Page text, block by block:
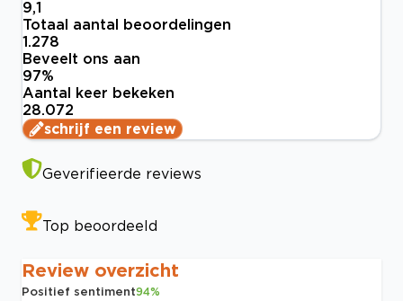
9,1
Totaal aantal beoordelingen
1.278
Beveelt ons aan
97%
Aantal keer bekeken
28.072
schrijf een review
Geverifieerde reviews
Top beoordeeld
Review overzicht
Positief sentiment94%